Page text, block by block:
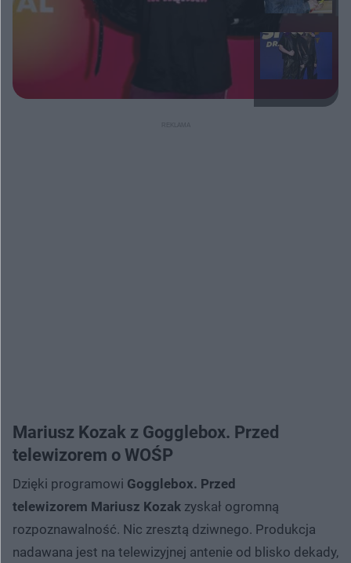
Mariusz Kozak z Gogglebox. Przed
telewizorem o WOŚP
Dzięki programowi Gogglebox. Przed
telewizorem Mariusz Kozak zyskał ogromną
rozpoznawalność. Nic zresztą dziwnego. Produkcja
nadawana jest na telewizyjnej antenie od blisko dekady,